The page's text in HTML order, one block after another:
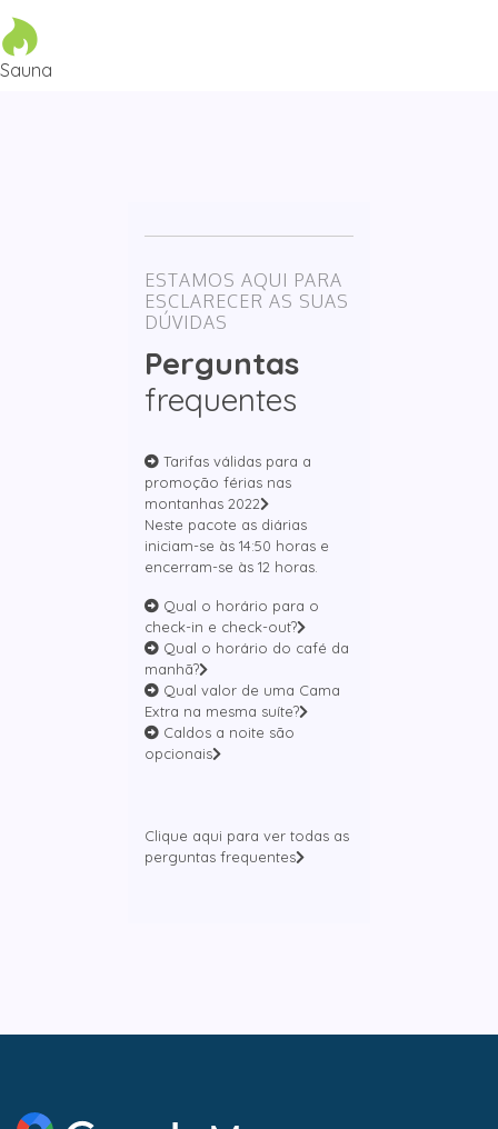
Sauna
ESTAMOS AQUI PARA
ESCLARECER AS SUAS
DÚVIDAS
Perguntas
frequentes
Tarifas válidas para a
promoção férias nas
montanhas 2022
Neste pacote as diárias
iniciam-se às 14:50 horas e
encerram-se às 12 horas.
Qual o horário para o
check-in e check-out?
Qual o horário do café da
manhã?
Qual valor de uma Cama
Extra na mesma suíte?
Caldos a noite são
opcionais
Clique aqui para ver todas as
perguntas frequentes